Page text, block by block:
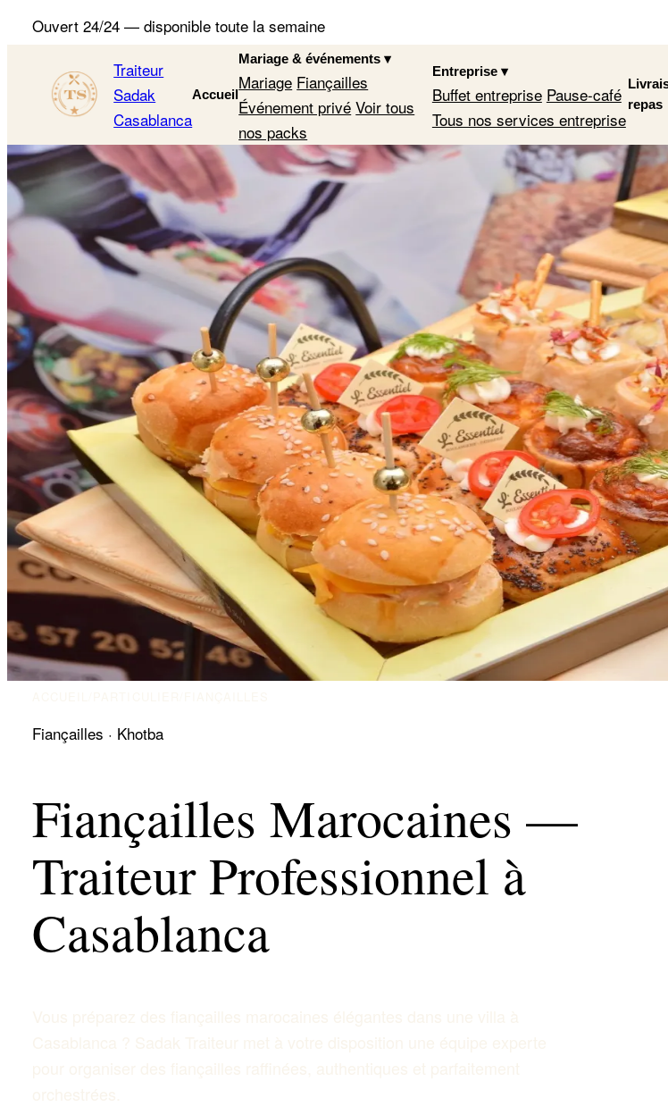
Ouvert 24/24 — disponible toute la semaine
Traiteur
Sadak
Casablanca
Accueil
Mariage & événements▾
Mariage Fiançailles
Événement privé Voir tous
nos packs
Entreprise ▾
Buffet entreprise Pause-café
Tous nos services entreprise
repas
Fiançailles · Khotba
Fiançailles Marocaines —
Traiteur Professionnel à
Casablanca